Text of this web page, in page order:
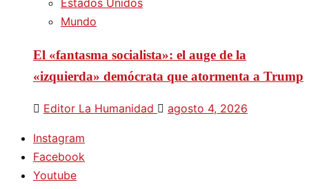
Mundo
El «fantasma socialista»: el auge de la
«izquierda» demócrata que atormenta a Trump
Editor La Humanidad agosto 4, 2026
Instagram
Facebook
Youtube